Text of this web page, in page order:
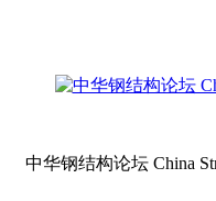
中华钢结构论坛 China